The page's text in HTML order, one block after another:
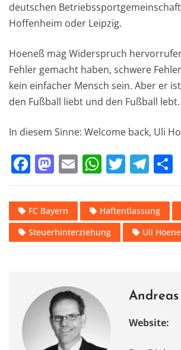
deutschen
Hoffenheim oder Leipzig.
Hoeneß mag Widerspruch
Fehler gemacht haben, schwere
kein einfacher Mensch sein. Aber er
den Fußball liebt und den Fußball lebt.
In diesem Sinne: Welcome back, Uli
F
c
e
b
k
M
st
o
d
E
ai
l
W
at
s
A
T
it
te
r
T
e
gr
a
FC Bayern Haftentlassung
Steuerhinterziehung
Uli
Website: